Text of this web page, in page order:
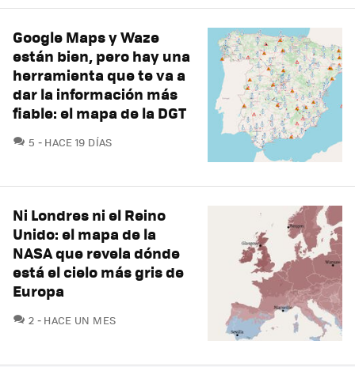
Google Maps y Waze
están bien, pero hay una
herramienta que te va a
dar la información más
fiable: el mapa de la DGT
5 COMENTARIOS
HACE 19 DÍAS
Ni Londres ni el Reino
Unido: el mapa de la
NASA que revela dónde
está el cielo más gris de
Europa
2 COMENTARIOS
HACE UN MES